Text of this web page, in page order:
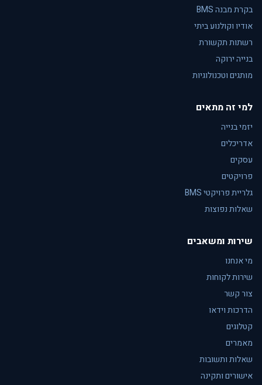
בקרת מבנה BMS
אודיו וקולנוע ביתי
רשתות תקשורת
בנייה ירוקה
מותגים וטכנולוגיות
למי זה מתאים
יזמי בנייה
אדריכלים
עסקים
פרויקטים
גלריית פרויקטי BMS
שאלות נפוצות
שירות ומשאבים
מי אנחנו
שירות לקוחות
צור קשר
הדרכות וידאו
קטלוגים
מאמרים
שאלות ותשובות
אישורים ותקינה